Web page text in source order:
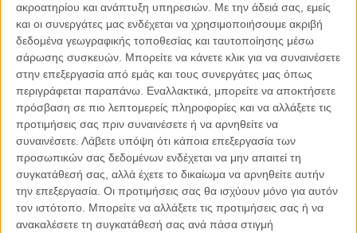
ακροατηρίου και ανάπτυξη υπηρεσιών. Με την άδειά σας, εμείς
και οι συνεργάτες μας ενδέχεται να χρησιμοποιήσουμε ακριβή
δεδομένα γεωγραφικής τοποθεσίας και ταυτοποίησης μέσω
σάρωσης συσκευών. Μπορείτε να κάνετε κλικ για να συναινέσετε
στην επεξεργασία από εμάς και τους συνεργάτες μας όπως
περιγράφεται παραπάνω. Εναλλακτικά, μπορείτε να αποκτήσετε
πρόσβαση σε πιο λεπτομερείς πληροφορίες και να αλλάξετε τις
προτιμήσεις σας πριν συναινέσετε ή να αρνηθείτε να
συναινέσετε. Λάβετε υπόψη ότι κάποια επεξεργασία των
προσωπικών σας δεδομένων ενδέχεται να μην απαιτεί τη
συγκατάθεσή σας, αλλά έχετε το δικαίωμα να αρνηθείτε αυτήν
την επεξεργασία. Οι προτιμήσεις σας θα ισχύουν μόνο για αυτόν
τον ιστότοπο. Μπορείτε να αλλάξετε τις προτιμήσεις σας ή να
ανακαλέσετε τη συγκατάθεσή σας ανά πάσα στιγμή
03.02.2022, 21:07
ΜΑΣ ΑΦΟΡΆ, ΤΟ ΘΈΜΑ ΤΗΣ ΗΜΈΡΑΣ
Διατροφική ασπίδα κατά του καρκίνου